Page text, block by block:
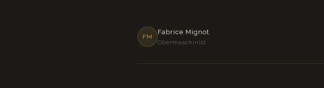
FM
Fabrice Mignot
Obermaschinist